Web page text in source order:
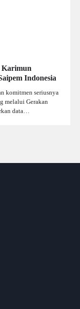
Karimun
Indonesia
komitmen seriusnya
melalui Gerakan
data…